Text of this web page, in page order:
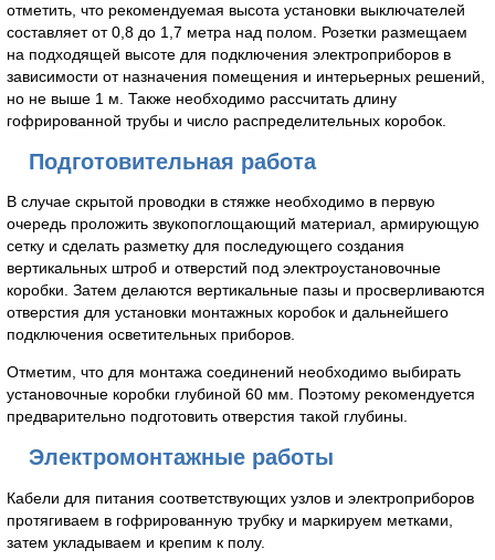
отметить, что рекомендуемая высота установки выключателей
составляет от 0,8 до 1,7 метра над полом. Розетки размещаем
на подходящей высоте для подключения электроприборов в
зависимости от назначения помещения и интерьерных решений,
но не выше 1 м. Также необходимо рассчитать длину
гофрированной трубы и число распределительных коробок.
Подготовительная работа
В случае скрытой проводки в стяжке необходимо в первую
очередь проложить звукопоглощающий материал, армирующую
сетку и сделать разметку для последующего создания
вертикальных штроб и отверстий под электроустановочные
коробки. Затем делаются вертикальные пазы и просверливаются
отверстия для установки монтажных коробок и дальнейшего
подключения осветительных приборов.
Отметим, что для монтажа соединений необходимо выбирать
установочные коробки глубиной 60 мм. Поэтому рекомендуется
предварительно подготовить отверстия такой глубины.
Электромонтажные работы
Кабели для питания соответствующих узлов и электроприборов
протягиваем в гофрированную трубку и маркируем метками,
затем укладываем и крепим к полу.